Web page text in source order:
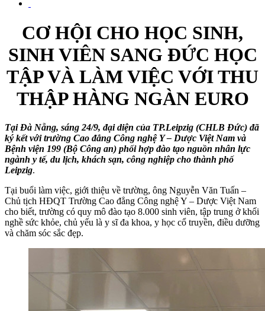
CƠ HỘI CHO HỌC SINH,
SINH VIÊN SANG ĐỨC HỌC
TẬP VÀ LÀM VIỆC VỚI THU
THẬP HÀNG NGÀN EURO
Tại Đà Nẵng, sáng 24/9, đại diện của TP.Leipzig (CHLB Đức) đã
ký kết với trường Cao đẳng Công nghệ Y – Dược Việt Nam và
Bệnh viện 199 (Bộ Công an) phối hợp đào tạo nguồn nhân lực
ngành y tế, du lịch, khách sạn, công nghiệp cho thành phố
Leipzig.
Tại buổi làm việc, giới thiệu về trường, ông Nguyễn Văn Tuấn –
Chủ tịch HĐQT Trường Cao đẳng Công nghệ Y – Dược Việt Nam
cho biết, trường có quy mô đào tạo 8.000 sinh viên, tập trung ở khối
nghề sức khỏe, chủ yếu là y sĩ đa khoa, y học cổ truyền, điều dưỡng
và chăm sóc sắc đẹp.